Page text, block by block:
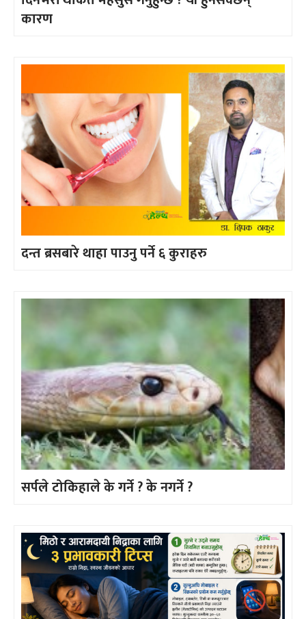
कारण
दन्त ब्रसबारे थाहा पाउनु पर्ने ६ कुराहरु
सर्पले टोकिहाले के गर्ने ? के नगर्ने ?